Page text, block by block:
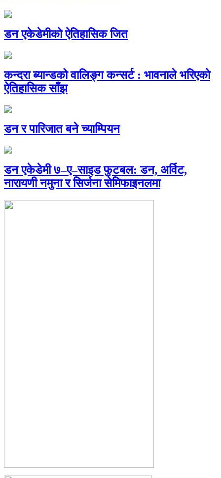
डन एकेडेमीको ऐतिहासिक जित
कन्दरा ब्यान्डको वालिङ्ग कन्सर्ट : भावनाले भरिएको
ऐतिहासिक साँझ
डन र पारिजात बने च्याम्पियन
डन एकेडेमी ७–ए–साइड फुटबल: डन, अर्विट,
नारायणी नमुना र सिर्जना सेमिफाइनलमा